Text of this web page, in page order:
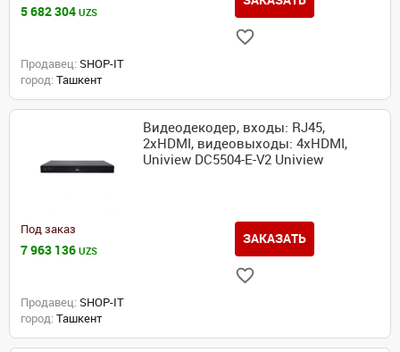
5 682 304 UZS
Продавец: SHOP-IT
город: Ташкент
Видеодекодер, входы: RJ45,
2xHDMI, видеовыходы: 4xHDMI,
Uniview DC5504-E-V2 Uniview
Под заказ
7 963 136 UZS
ЗАКАЗАТЬ
Продавец: SHOP-IT
город: Ташкент